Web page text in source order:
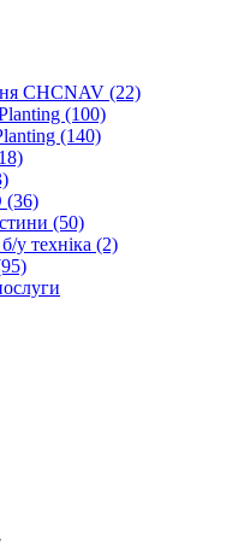
CHCNAV (22)
(100)
(140)
(36)
(50)
у техніка (2)